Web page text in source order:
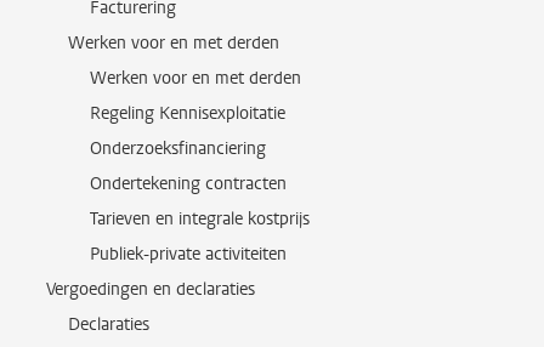
Facturering
Werken voor en met derden
Werken voor en met derden
Regeling Kennisexploitatie
Onderzoeksfinanciering
Ondertekening contracten
Tarieven en integrale kostprijs
Publiek-private activiteiten
Vergoedingen en declaraties
Declaraties